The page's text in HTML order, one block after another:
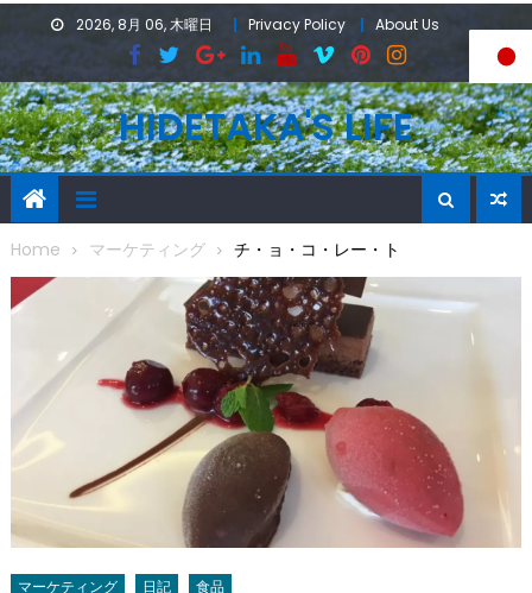
2026, 8月 06, 木曜日 Privacy Policy About Us
HIDETAKA'S LIFE
Home マーケティング チ・ョ・コ・レー・ト
マーケティング 日記 食品